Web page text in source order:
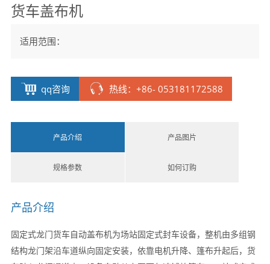
货车盖布机
适用范围：
qq咨询 热线：+86- 053181172588
产品介绍 产品图片
规格参数 如何订购
产品介绍
固定式龙门货车自动盖布机为场站固定式封车设备，整机由多组钢
结构龙门架沿车道纵向固定安装，依靠电机升降、篷布升起后，货